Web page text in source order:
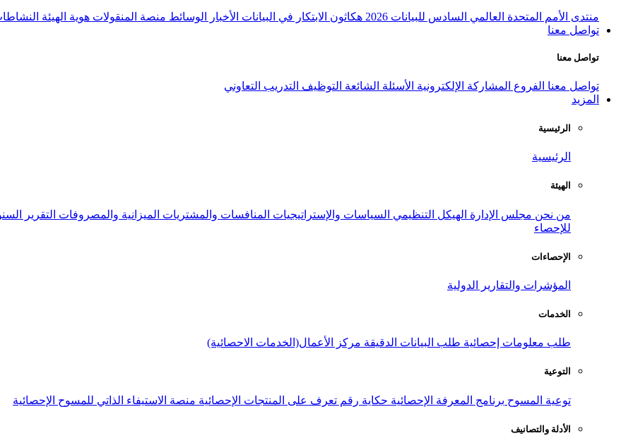
منتدى الأمم المتحدة العالمي السادس للبيانات 2026 هكاثون الابتكار في البيانات الأخبار الوسائط منصة المنقولات هوية الهيئة
تواصل معنا
تواصل معنا
تواصل معنا الفروع المشاركة الإلكترونية الأسئلة الشائعة التوظيف التدريب التعاوني
المزيد
الرئيسية
الرئيسية
الهيئة
من نحن مجلس الإدارة الهيكل التنظيمي السياسات والإستراتيجيات المنافسات والمشتريات الميزانية والمصروفات التقرير
للإحصاء
الإحصاءات
المؤشرات والتقارير الدولية
الخدمات
طلب معلومات إحصائية طلب البيانات الدقيقة مركز الأعمال(الخدمات الاحصائية)
التوعية
توعية المسوح برنامج المعرفة الإحصائية حكاية رقم تعرف على المنتجات الإحصائية منصة الاستيفاء الذاتي للمسوح الإحصائية
الأدلة والتصانيف